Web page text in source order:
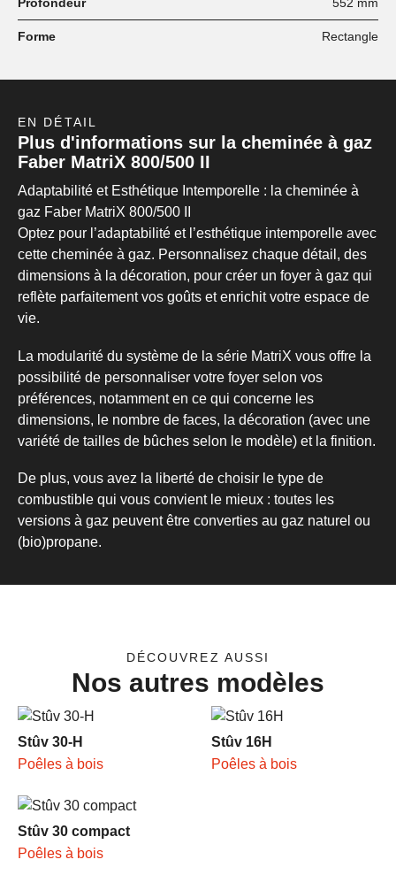
Forme Rectangle
EN DÉTAIL
Plus d'informations sur la cheminée à gaz
Faber MatriX 800/500 II
Adaptabilité et Esthétique Intemporelle : la cheminée à
gaz Faber MatriX 800/500 II
Optez pour l’adaptabilité et l’esthétique intemporelle avec
cette cheminée à gaz. Personnalisez chaque détail, des
dimensions à la décoration, pour créer un foyer à gaz qui
reflète parfaitement vos goûts et enrichit votre espace de
vie.
La modularité du système de la série MatriX vous offre la
possibilité de personnaliser votre foyer selon vos
préférences, notamment en ce qui concerne les
dimensions, le nombre de faces, la décoration (avec une
variété de tailles de bûches selon le modèle) et la finition.
De plus, vous avez la liberté de choisir le type de
combustible qui vous convient le mieux : toutes les
versions à gaz peuvent être converties au gaz naturel ou
(bio)propane.
DÉCOUVREZ AUSSI
Nos autres modèles
Poêles à bois
Stûv 30-H
Poêles à bois
Stûv 16H
Poêles à bois
Stûv 30 compact